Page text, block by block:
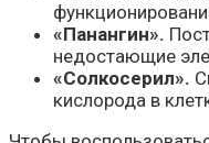
«Панангин».
недостающие
«Солкосерил».
кислорода в